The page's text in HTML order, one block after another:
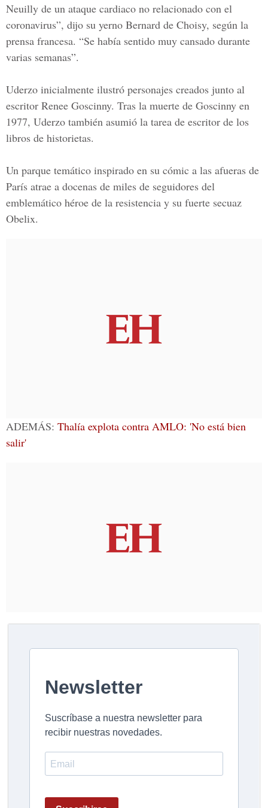
Neuilly de un ataque cardiaco no relacionado con el
coronavirus”, dijo su yerno Bernard de Choisy, según la
prensa francesa. “Se había sentido muy cansado durante
varias semanas”.
Uderzo inicialmente ilustró personajes creados junto al
escritor Renee Goscinny. Tras la muerte de Goscinny en
1977, Uderzo también asumió la tarea de escritor de los
libros de historietas.
Un parque temático inspirado en su cómic a las afueras de
París atrae a docenas de miles de seguidores del
emblemático héroe de la resistencia y su fuerte secuaz
Obelix.
ADEMÁS: Thalía explota contra AMLO: 'No está bien
salir'